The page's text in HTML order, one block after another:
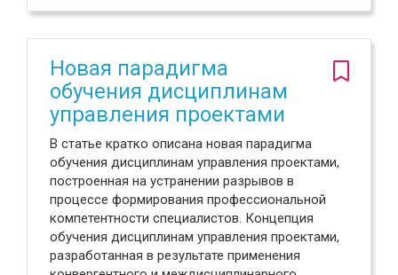
Новая парадигма
обучения дисциплинам
управления проектами
В статье кратко описана новая парадигма
обучения дисциплинам управления проектами,
построенная на устранении разрывов в
процессе формирования профессиональной
компетентности специалистов. Концепция
обучения дисциплинам управления проектами,
разработанная в результате применения